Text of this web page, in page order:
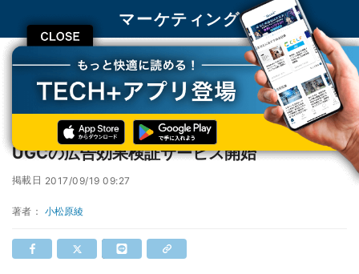
CLOSE
マーケティング
TECH+ 企業IT
マーケティング
アライドアーキテクツ、インフルエンサーとUGCの広告効果検証サービス開始
アライドアーキテクツ、インフルエンサーと
UGCの広告効果検証サービス開始
掲載日 2017/09/19 09:27
著者： 小松原綾